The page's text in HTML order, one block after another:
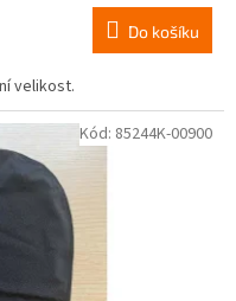
Do košíku
velikost.
Kód: 85244K-00900